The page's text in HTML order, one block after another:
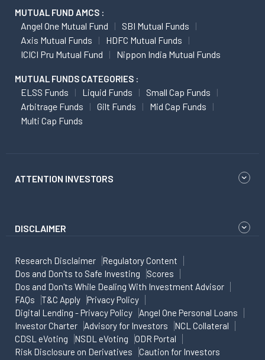
MUTUAL FUND AMCS :
Angel One Mutual Fund
SBI Mutual Funds
Axis Mutual Funds
HDFC Mutual Funds
ICICI Pru Mutual Fund
Nippon India Mutual Funds
MUTUAL FUNDS CATEGORIES :
ELSS Funds Liquid Funds
Small Cap Funds
Arbitrage Funds
Gilt Funds
Mid Cap Funds
Multi Cap Funds
ATTENTION INVESTORS
DISCLAIMER
Research Disclaimer
Regulatory Content
Dos and Don'ts to Safe Investing
Scores
Dos and Don'ts While Dealing With Investment Advisor
FAQs
T&C Apply
Privacy Policy
Digital Lending - Privacy Policy
Angel One Personal Loans
Investor Charter
Advisory for Investors
NCL Collateral
CDSL eVoting
NSDL eVoting
ODR Portal
Risk Disclosure on Derivatives
Caution for Investors